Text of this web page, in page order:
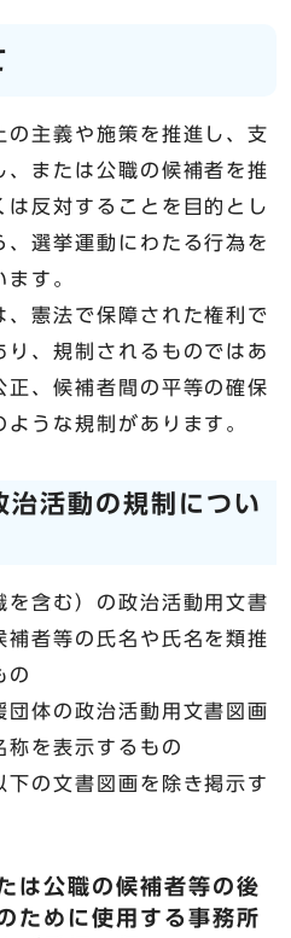
の主義や施策を推進し、支
、または公職の候補者を推
は反対することを目的とし
、選挙運動にわたる行為を
す。
、憲法で保障された権利で
り、規制されるものではあ
正、候補者間の平等の確保
うな規制があります。
治活動の規制につい
を含む）の政治活動用文書
補者等の氏名や氏名を類推
の
団体の政治活動用文書図画
称を表示するもの
下の文書図画を除き掲示す
は公職の候補者等の後
ために使用する事務所